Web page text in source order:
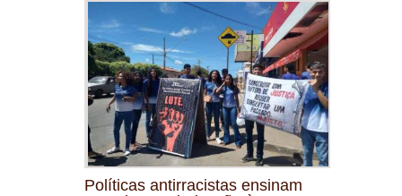
Políticas antirracistas ensinam